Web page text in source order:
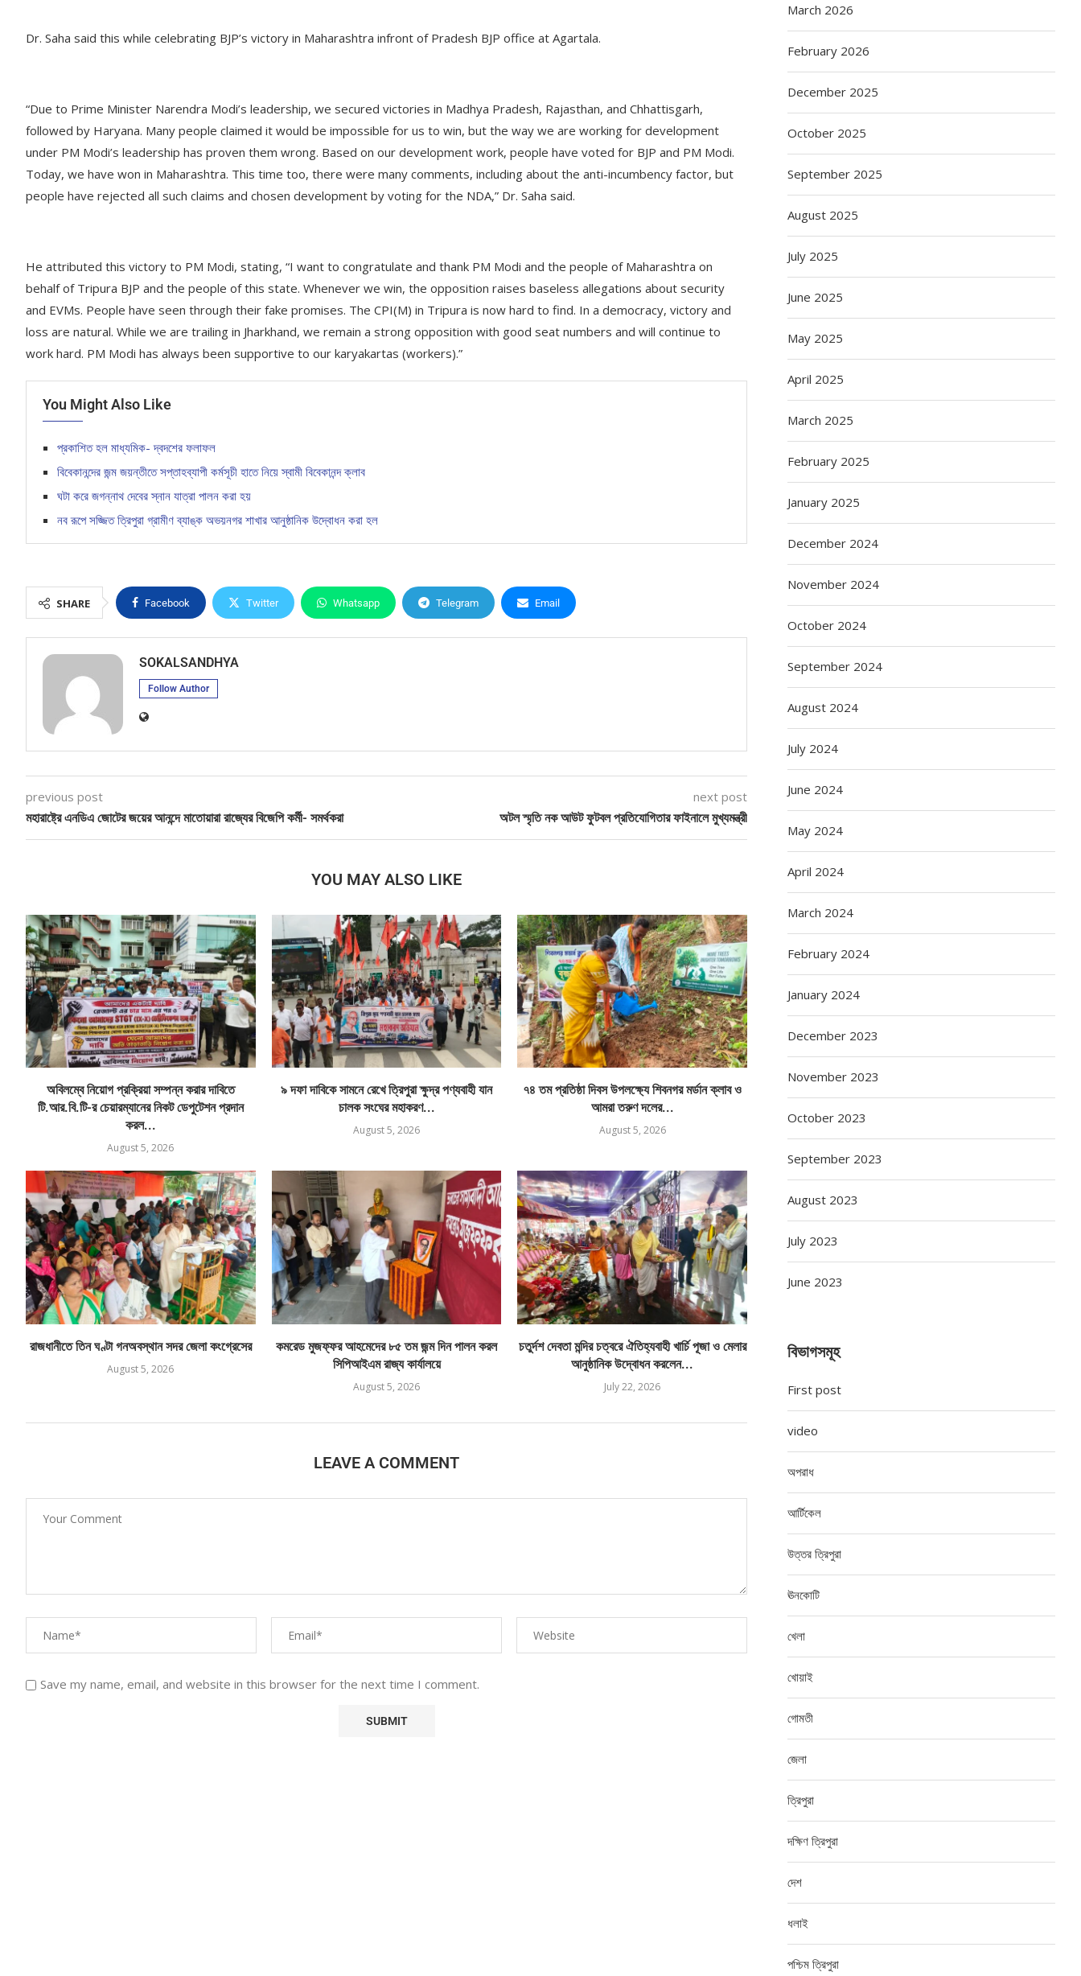
Dr. Saha said this while celebrating BJP’s victory in Maharashtra infront of Pradesh BJP office at Agartala.
“Due to Prime Minister Narendra Modi’s leadership, we secured victories in Madhya Pradesh, Rajasthan, and Chhattisgarh,
followed by Haryana. Many people claimed it would be impossible for us to win, but the way we are working for development
under PM Modi’s leadership has proven them wrong. Based on our development work, people have voted for BJP and PM Modi.
Today, we have won in Maharashtra. This time too, there were many comments, including about the anti-incumbency factor, but
people have rejected all such claims and chosen development by voting for the NDA,” Dr. Saha said.
He attributed this victory to PM Modi, stating, “I want to congratulate and thank PM Modi and the people of Maharashtra on
behalf of Tripura BJP and the people of this state. Whenever we win, the opposition raises baseless allegations about security
and EVMs. People have seen through their fake promises. The CPI(M) in Tripura is now hard to find. In a democracy, victory and
loss are natural. While we are trailing in Jharkhand, we remain a strong opposition with good seat numbers and will continue to
work hard. PM Modi has always been supportive to our karyakartas (workers).”
You Might Also Like
প্রকাশিত হল মাধ্যমিক- দ্বদশের ফলাফল
বিবেকানন্দের জন্ম জয়ন্তীতে সপ্তাহব্যাপী কর্মসূচী হাতে নিয়ে স্বামী বিবেকানন্দ ক্লাব
ঘটা করে জগন্নাথ দেবের স্নান যাত্রা পালন করা হয়
নব রূপে সজ্জিত ত্রিপুরা গ্রামীণ ব্যাঙ্ক অভয়নগর শাখার আনুষ্ঠানিক উদ্বোধন করা হল
SHARE Facebook Twitter Whatsapp Telegram Email
SOKALSANDHYA
Follow Author
previous post
মহারাষ্ট্রে এনডিএ জোটের জয়ের আনন্দে মাতোয়ারা রাজ্যের বিজেপি কর্মী- সমর্থকরা
next post
অটল স্মৃতি নক আউট ফুটবল প্রতিযোগিতার ফাইনালে মুখ্যমন্ত্রী
YOU MAY ALSO LIKE
অবিলম্বে নিয়োগ প্রক্রিয়া সম্পন্ন করার দাবিতে
টি.আর.বি.টি-র চেয়ারম্যানের নিকট ডেপুটেশন প্রদান
করল...
August 5, 2026
৯ দফা দাবিকে সামনে রেখে ত্রিপুরা ক্ষুদ্র পণ্যবাহী যান
চালক সংঘের মহাকরণ...
August 5, 2026
৭৪ তম প্রতিষ্ঠা দিবস উপলক্ষ্যে শিবনগর মর্ডান ক্লাব ও
আমরা তরুণ দলের...
August 5, 2026
রাজধানীতে তিন ঘণ্টা গনঅবস্থান সদর জেলা কংগ্রেসের
August 5, 2026
কমরেড মুজফ্ফর আহমেদের ৮৫ তম জন্ম দিন পালন করল
সিপিআইএম রাজ্য কার্যালয়ে
August 5, 2026
চতুর্দশ দেবতা মন্দির চত্বরে ঐতিহ্যবাহী খার্চি পূজা ও মেলার
আনুষ্ঠানিক উদ্বোধন করলেন...
July 22, 2026
LEAVE A COMMENT
Save my name, email, and website in this browser for the next time I comment.
March 2026
February 2026
December 2025
October 2025
September 2025
August 2025
July 2025
June 2025
May 2025
April 2025
March 2025
February 2025
January 2025
December 2024
November 2024
October 2024
September 2024
August 2024
July 2024
June 2024
May 2024
April 2024
March 2024
February 2024
January 2024
December 2023
November 2023
October 2023
September 2023
August 2023
July 2023
June 2023
বিভাগসমূহ
First post
video
অপরাধ
আর্টিকেল
উত্তর ত্রিপুরা
ঊনকোটি
খেলা
খোয়াই
গোমতী
জেলা
ত্রিপুরা
দক্ষিণ ত্রিপুরা
দেশ
ধলাই
পশ্চিম ত্রিপুরা